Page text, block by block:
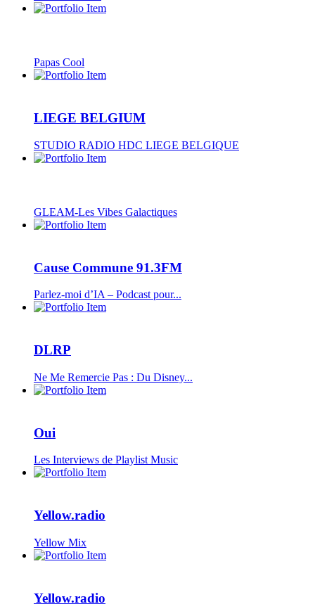
Papas Cool
LIEGE BELGIUM
STUDIO RADIO HDC LIEGE BELGIQUE
GLEAM-Les Vibes Galactiques
Cause Commune 91.3FM
Parlez-moi d’IA – Podcast pour...
DLRP
Ne Me Remercie Pas : Du Disney...
Oui
Les Interviews de Playlist Music
Yellow.radio
Yellow Mix
Yellow.radio